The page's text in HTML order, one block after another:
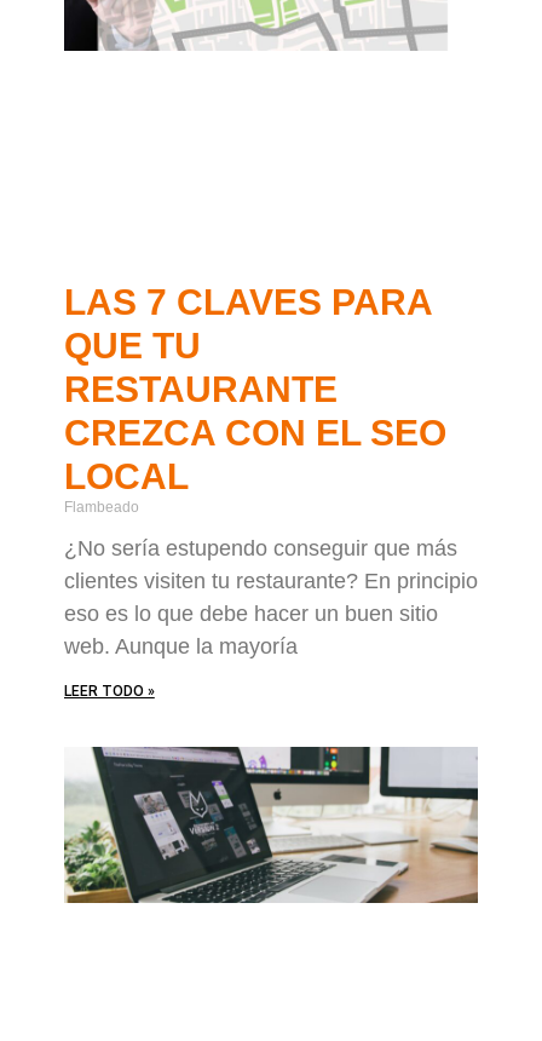
LAS 7 CLAVES PARA
QUE TU
RESTAURANTE
CREZCA CON EL SEO
LOCAL
Flambeado
¿No sería estupendo conseguir que más
clientes visiten tu restaurante? En principio
eso es lo que debe hacer un buen sitio
web. Aunque la mayoría
LEER TODO »